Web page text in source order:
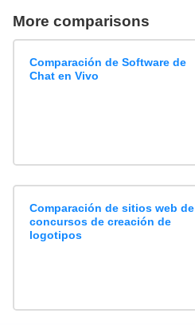
More comparisons
Comparación de Software de
Chat en Vivo
Comparación de sitios web de
concursos de creación de
logotipos